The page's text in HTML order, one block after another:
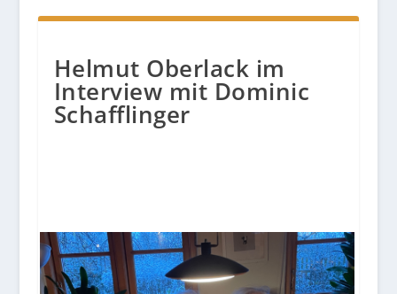
Helmut Oberlack im
Interview mit Dominic
Schafflinger